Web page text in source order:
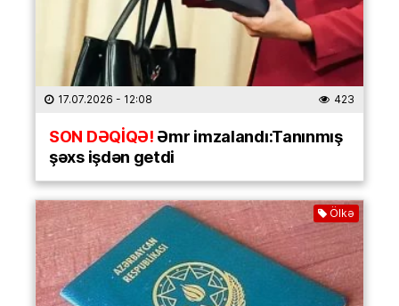
17.07.2026 - 12:08 423
SON DƏQİQƏ!Əmr imzalandı:Tanınmış
şəxs işdən getdi
Ölkə